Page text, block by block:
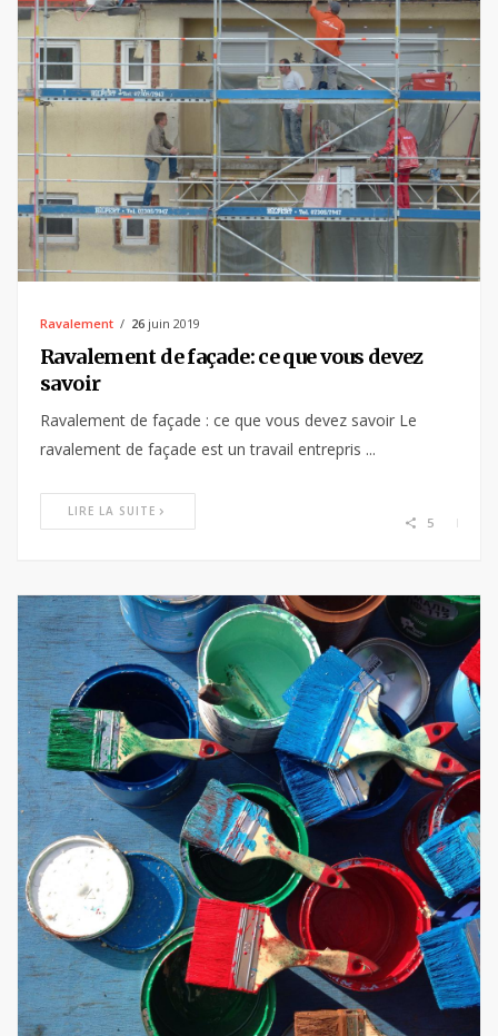
Ravalement 26 juin 2019
Ravalement de façade: ce que vous devez
savoir
Ravalement de façade : ce que vous devez savoir Le
ravalement de façade est un travail entrepris ...
LIRE LA SUITE
5